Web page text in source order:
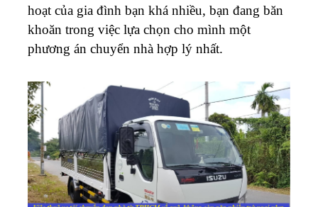
hoạt của gia đình bạn khá nhiều, bạn đang băn
khoăn trong việc lựa chọn cho mình một
phương án chuyển nhà hợp lý nhất.